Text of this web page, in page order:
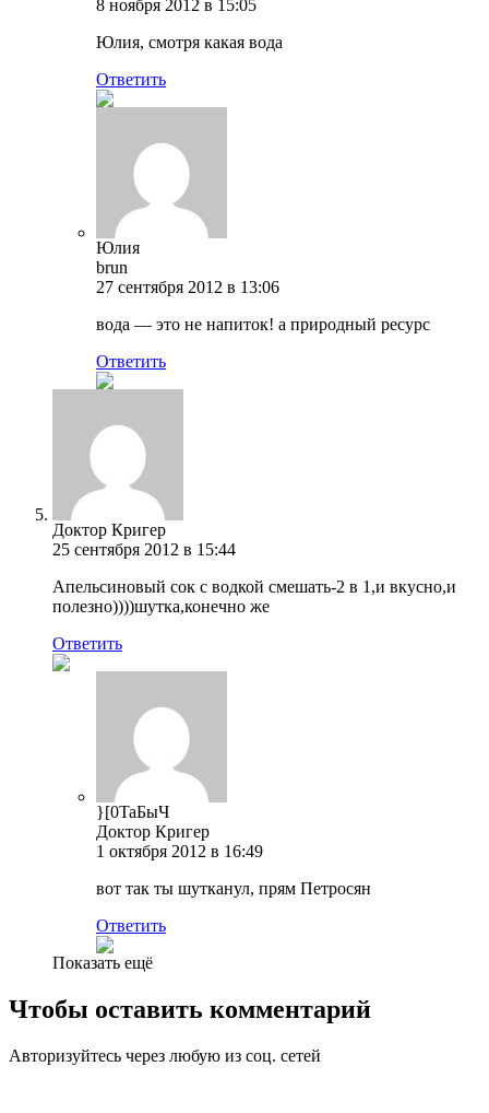
8 ноября 2012 в 15:05
Юлия, смотря какая вода
Ответить
Юлия
brun
27 сентября 2012 в 13:06
вода — это не напиток! а природный ресурс
Ответить
Доктор Кригер
25 сентября 2012 в 15:44
Апельсиновый сок с водкой смешать-2 в 1,и вкусно,и
полезно))))шутка,конечно же
Ответить
}[0TaБыЧ
Доктор Кригер
1 октября 2012 в 16:49
вот так ты шутканул, прям Петросян
Ответить
Показать ещё
Чтобы оставить комментарий
Авторизуйтесь через любую из соц. сетей